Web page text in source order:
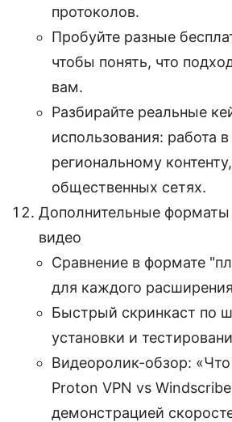
протоколов.
Пробуйте разные
чтобы понять, что
вам.
Разбирайте реальные
использования: работа
региональному
общественных сетях.
Дополнительные форматы
видео
Сравнение в формате
для каждого
Быстрый скринкаст по
установки и
Видеоролик-обзор:
Proton VPN vs
демонстрацией